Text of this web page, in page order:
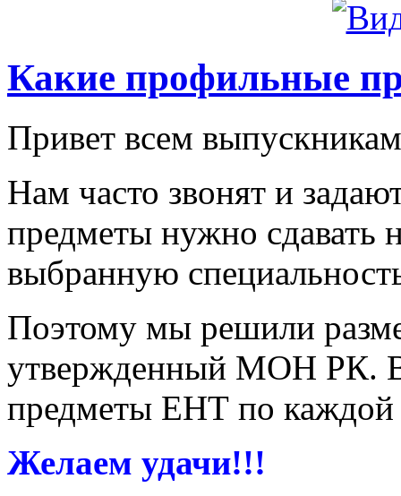
Какие профильные
Привет всем
Нам часто звонят и
предметы нужно сдавать
выбранную
Поэтому мы решили
утвержденный МОН РК.
предметы ЕНТ по каждой
Желаем удачи!!!